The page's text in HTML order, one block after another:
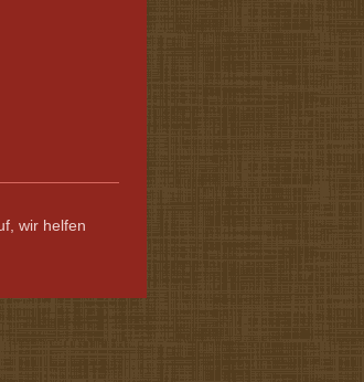
wir helfen